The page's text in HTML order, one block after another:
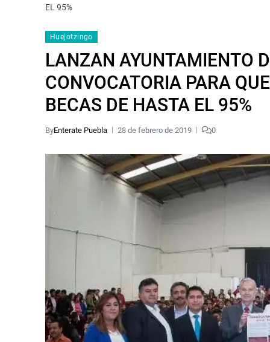
EL 95%
Huejotzingo
LANZAN AYUNTAMIENTO
CONVOCATORIA PARA
BECAS DE HASTA EL 95%
ByEnterate Puebla 28 de febrero de 2019 0